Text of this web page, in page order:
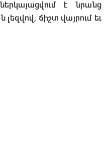
է նրանց
ճիշտ վայրում եւ